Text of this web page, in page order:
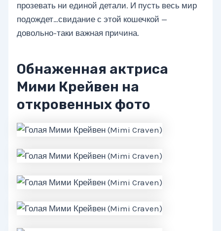
прозевать ни единой детали. И пусть весь мир
подождет…свидание с этой кошечкой —
довольно-таки важная причина.
Обнаженная актриса
Мими Крейвен на
откровенных фото